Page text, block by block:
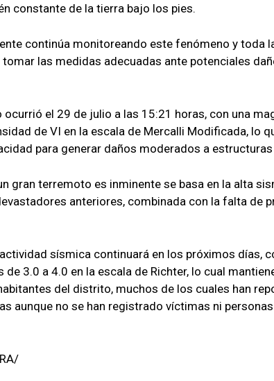
constante de la tierra bajo los pies.
continúa monitoreando este fenómeno y toda
las medidas adecuadas ante potenciales
el 29 de julio a las 15:21 horas, con una
de VI en la escala de Mercalli Modificada, lo
para generar daños moderados a estructuras
gran terremoto es inminente se basa en la alta
anteriores, combinada con la falta de
sísmica continuará en los próximos días,
3.0 a 4.0 en la escala de Richter, lo cual
del distrito, muchos de los cuales han
aunque no se han registrado víctimas ni